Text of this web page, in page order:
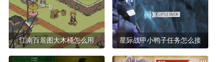
江南百景图大木桶怎么用 星际战甲小鸭子任务怎么接